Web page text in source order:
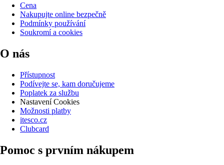
Cena
Nakupujte online bezpečně
Podmínky používání
Soukromí a cookies
O nás
Přístupnost
Podívejte se, kam doručujeme
Poplatek za službu
Nastavení Cookies
Možnosti platby
itesco.cz
Clubcard
Pomoc s prvním nákupem